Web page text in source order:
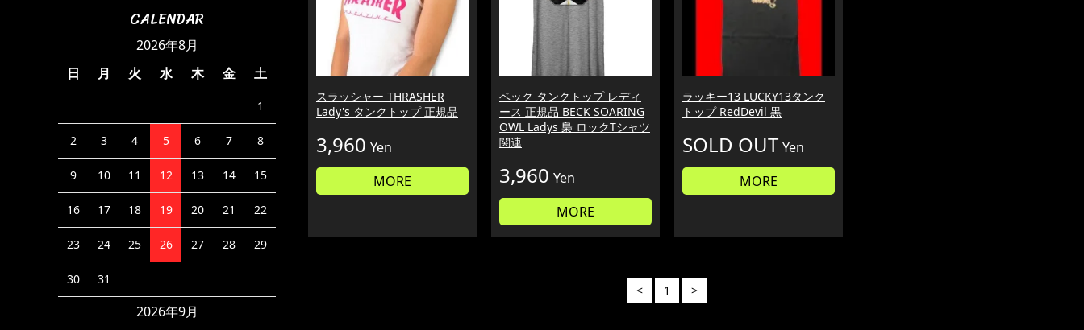
CALENDAR
2026年8月
日
月 火 水 木 金 土
1
2 3 4 5 6 7 8
9 10 11 12 13 14 15
16 17 18 19 20 21 22
23 24 25 26 27 28 29
30 31
2026年9月
スラッシャー THRASHER
Lady's タンクトップ 正規品
3,960 Yen
MORE
ベック タンクトップ レディ
ース 正規品 BECK SOARING
OWL Ladys 梟 ロックTシャツ
関連
3,960 Yen
MORE
ラッキー13 LUCKY13タンク
トップ RedDevil 黒
SOLD OUT Yen
MORE
< 1 >